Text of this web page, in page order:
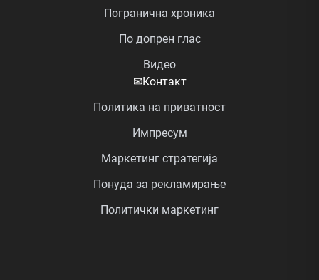
Погранична хроника
По допрен глас
Видео
✉Контакт
Политика на приватност
Импресум
Маркетинг стратегија
Понуда за рекламирање
Политички маркетинг